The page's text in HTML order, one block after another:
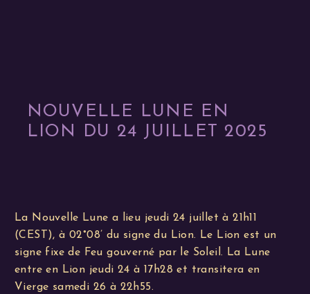
NOUVELLE LUNE EN
LION DU 24 JUILLET 2025
La Nouvelle Lune a lieu jeudi 24 juillet à 21h11
(CEST), à 02°08’ du signe du Lion. Le Lion est un
signe fixe de Feu gouverné par le Soleil. La Lune
entre en Lion jeudi 24 à 17h28 et transitera en
Vierge samedi 26 à 22h55.